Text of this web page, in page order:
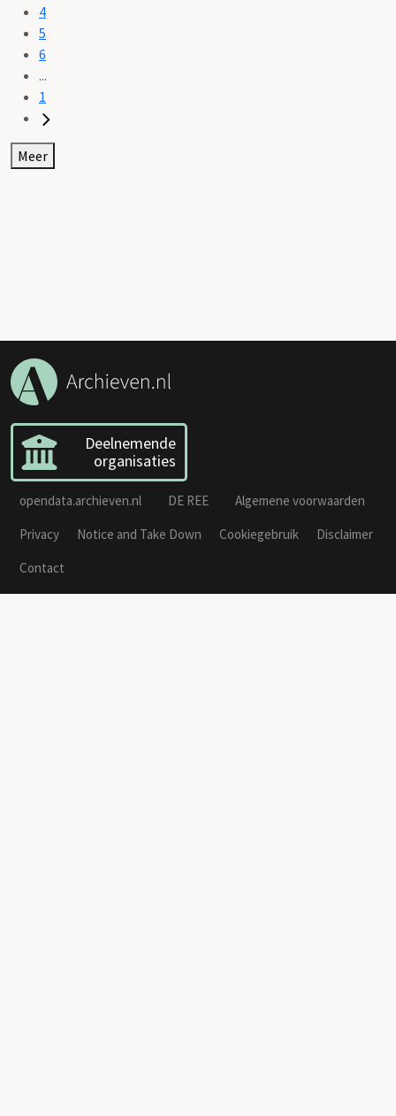
4
5
6
...
1
Meer
Deelnemende
organisaties
opendata.archieven.nl DE REE
Algemene voorwaarden
Privacy
Notice and Take Down Cookiegebruik
Disclaimer
Contact